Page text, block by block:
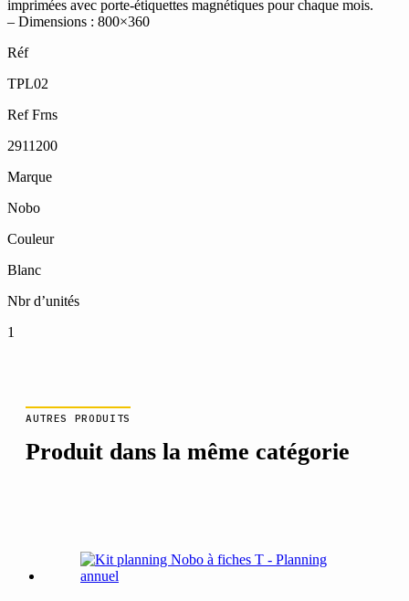
Planning
annuel
imprimées avec porte-étiquettes magnétiques pour chaque mois.
– Dimensions : 800×360
Réf
TPL02
Ref Frns
2911200
Marque
Nobo
Couleur
Blanc
Nbr d’unités
1
AUTRES PRODUITS
Produit dans la même catégorie